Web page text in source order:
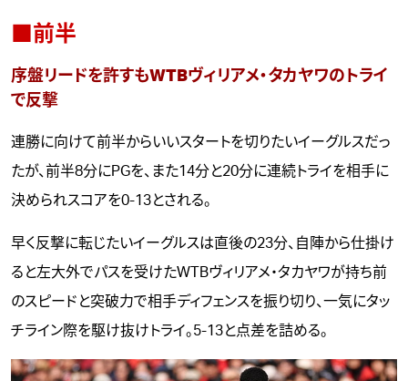
■前半
序盤リードを許すもWTBヴィリアメ・タカヤワのトライ
で反撃
連勝に向けて前半からいいスタートを切りたいイーグルスだっ
たが、前半8分にPGを、また14分と20分に連続トライを相手に
決められスコアを0-13とされる。
早く反撃に転じたいイーグルスは直後の23分、自陣から仕掛け
ると左大外でパスを受けたWTBヴィリアメ・タカヤワが持ち前
のスピードと突破力で相手ディフェンスを振り切り、一気にタッ
チライン際を駆け抜けトライ。5-13と点差を詰める。